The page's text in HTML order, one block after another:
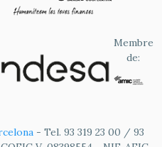
Membre
de:
- Tel. 93 319 23 00 / 93